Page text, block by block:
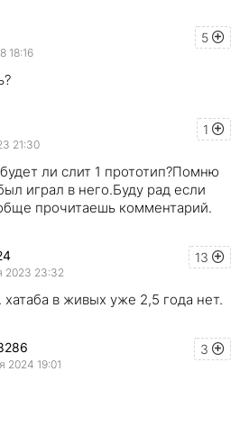
5
18:16
1
21:30
ли слит 1 прототип?Помню
играл в него.Буду рад если
прочитаешь комментарий.
13
2023 23:32
в живых уже 2,5 года нет.
3
2024 19:01